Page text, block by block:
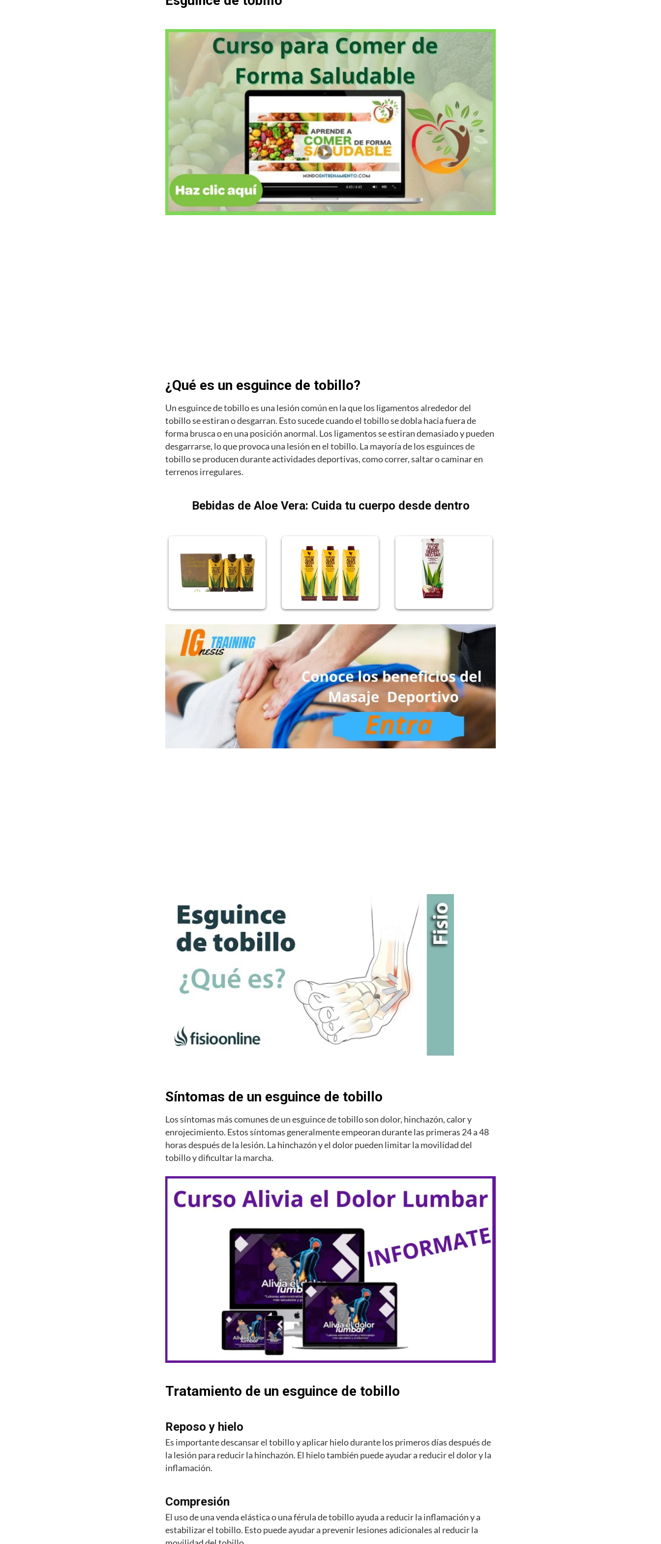
¿Qué es un esguince de tobillo?
Un esguince de tobillo es una lesión común en la que los ligamentos alrededor del
tobillo se estiran o desgarran. Esto sucede cuando el tobillo se dobla hacia fuera de
forma brusca o en una posición anormal. Los ligamentos se estiran demasiado y pueden
desgarrarse, lo que provoca una lesión en el tobillo. La mayoría de los esguinces de
tobillo se producen durante actividades deportivas, como correr, saltar o caminar en
terrenos irregulares.
Bebidas de Aloe Vera: Cuida tu cuerpo desde dentro
Síntomas de un esguince de tobillo
Los síntomas más comunes de un esguince de tobillo son dolor, hinchazón, calor y
enrojecimiento. Estos síntomas generalmente empeoran durante las primeras 24 a 48
horas después de la lesión. La hinchazón y el dolor pueden limitar la movilidad del
tobillo y dificultar la marcha.
Tratamiento de un esguince de tobillo
Reposo y hielo
Es importante descansar el tobillo y aplicar hielo durante los primeros días después de
la lesión para reducir la hinchazón. El hielo también puede ayudar a reducir el dolor y la
inflamación.
Compresión
El uso de una venda elástica o una férula de tobillo ayuda a reducir la inflamación y a
estabilizar el tobillo. Esto puede ayudar a prevenir lesiones adicionales al reducir la